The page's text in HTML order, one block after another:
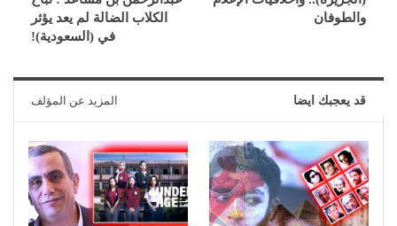
والطوفان
الكلاب الضالة لم يعد يؤثر
في (السعودية)!
قد يعجبك ايضا المزيد عن المؤلف